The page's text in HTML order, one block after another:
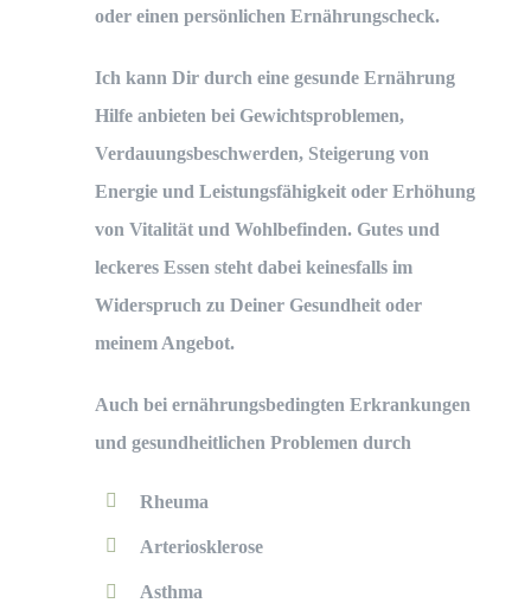
oder einen persönlichen Ernährungscheck.
Ich kann Dir durch eine gesunde Ernährung
Hilfe anbieten bei Gewichtsproblemen,
Verdauungsbeschwerden, Steigerung von
Energie und Leistungsfähigkeit oder Erhöhung
von Vitalität und Wohlbefinden. Gutes und
leckeres Essen steht dabei keinesfalls im
Widerspruch zu Deiner Gesundheit oder
meinem Angebot.
Auch bei ernährungsbedingten Erkrankungen
und gesundheitlichen Problemen durch
Rheuma
Arteriosklerose
Asthma